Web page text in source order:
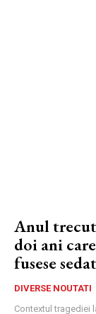
Anul
doi ani
fusese
DIVERSE NOUTATI
Contextul tragediei